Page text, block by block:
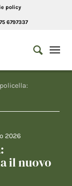
policy
6797337
2026
il nuovo